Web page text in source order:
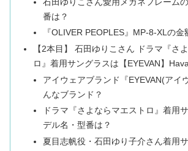
石田ゆりこさん愛用メガネフレーム
番は？
『OLIVER PEOPLES』MP-8-XLの金
【2本目】 石田ゆりこさん ドラマ『さ
ロ』着用サングラスは【EYEVAN】
アイウェアブランド『EYEVAN(アイ
んなブランド？
ドラマ『さよならマエストロ』着用
デル名・型番は？
夏目志帆役・石田ゆり子介さん着用